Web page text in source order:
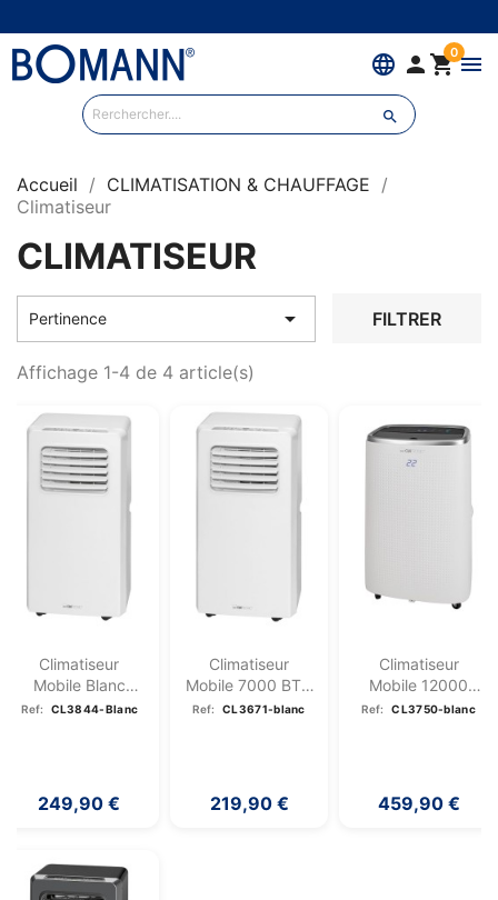
language  0menu

Accueil
CLIMATISATION & CHAUFFAGE
Climatiseur
CLIMATISEUR
Pertinence  FILTRER
Affichage 1-4 de 4 article(s)
Climatiseur
Mobile Blanc
7000BTU Classe
Ref: CL3844-Blanc
249,90 €
Climatiseur
Mobile 7000 BTU
Clatronic
Ref: CL3671-blanc
219,90 €
Climatiseur
Mobile 12000
BTU Avec WIFI...
Ref: CL3750-blanc
459,90 €